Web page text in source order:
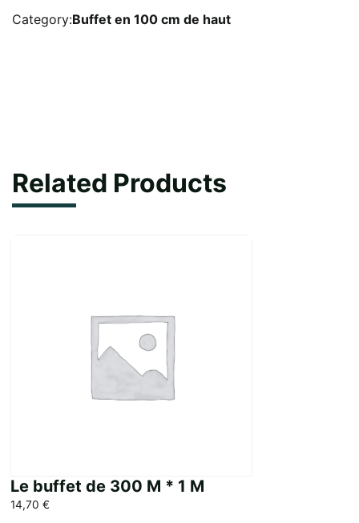
250
Category:Buffet en 100 cm de haut
Related Products
Le buffet de 300 M * 1 M
14,70 €